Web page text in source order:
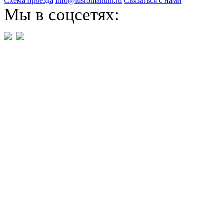
Мы в соцсетях: